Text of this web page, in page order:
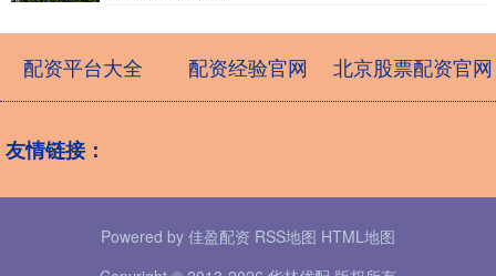
配资平台大全 配资经验官网 北京股票配资官网
友情链接：
Powered by 佳盈配资 RSS地图 HTML地图